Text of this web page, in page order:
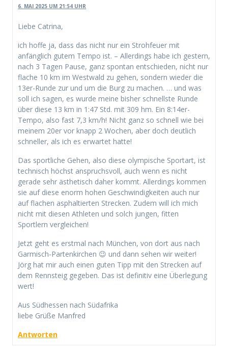
6. MAI 2025 UM 21:54 UHR
Liebe Catrina,
ich hoffe ja, dass das nicht nur ein Strohfeuer mit
anfänglich gutem Tempo ist. – Allerdings habe ich gestern,
nach 3 Tagen Pause, ganz spontan entschieden, nicht nur
flache 10 km im Westwald zu gehen, sondern wieder die
13er-Runde zur und um die Burg zu machen. … und was
soll ich sagen, es wurde meine bisher schnellste Runde
über diese 13 km in 1:47 Std. mit 309 hm. Ein 8:14er-
Tempo, also fast 7,3 km/h! Nicht ganz so schnell wie bei
meinem 20er vor knapp 2 Wochen, aber doch deutlich
schneller, als ich es erwartet hatte!
Das sportliche Gehen, also diese olympische Sportart, ist
technisch höchst anspruchsvoll, auch wenn es nicht
gerade sehr ästhetisch daher kommt. Allerdings kommen
sie auf diese enorm hohen Geschwindigkeiten auch nur
auf flachen asphaltierten Strecken. Zudem will ich mich
nicht mit diesen Athleten und solch jungen, fitten
Sportlern vergleichen!
Jetzt geht es erstmal nach München, von dort aus nach
Garmisch-Partenkirchen 😉 und dann sehen wir weiter!
Jörg hat mir auch einen guten Tipp mit den Strecken auf
dem Rennsteig gegeben. Das ist definitiv eine Überlegung
wert!
Aus Südhessen nach Südafrika
liebe Grüße Manfred
Antworten